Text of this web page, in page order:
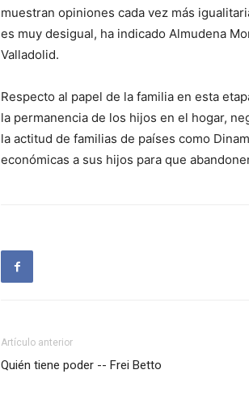
muestran opiniones cada vez más
es muy desigual, ha indicado Almudena
Valladolid.
Respecto al papel de la familia en esta
la permanencia de los hijos en el hogar,
la actitud de familias de países como
económicas a sus hijos para que
Artículo anterior
Quién tiene poder -- Frei Betto